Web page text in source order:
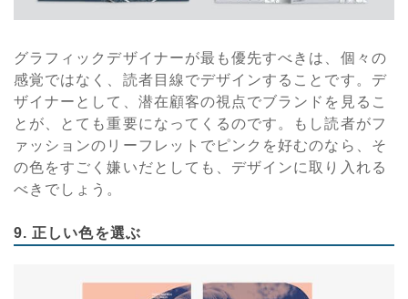
グラフィックデザイナーが最も優先すべきは、個々の
感覚ではなく、読者目線でデザインすることです。デ
ザイナーとして、潜在顧客の視点でブランドを見るこ
とが、とても重要になってくるのです。もし読者がフ
ァッションのリーフレットでピンクを好むのなら、そ
の色をすごく嫌いだとしても、デザインに取り入れる
べきでしょう。
9. 正しい色を選ぶ